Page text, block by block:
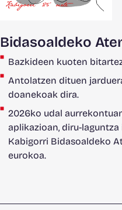
Bidasoaldeko
Bazkideen kuoten
Antolatzen dituen
doanekoak dira.
2026ko udal
aplikazioan, diru-
Kabigorri Bidasoaldeko
eurokoa.